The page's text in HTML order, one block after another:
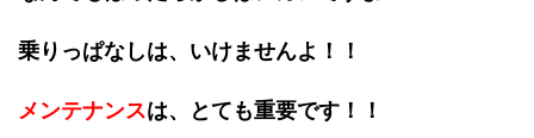
乗りっぱなしは、いけませんよ！！
メンテナンスは、とても重要です！！